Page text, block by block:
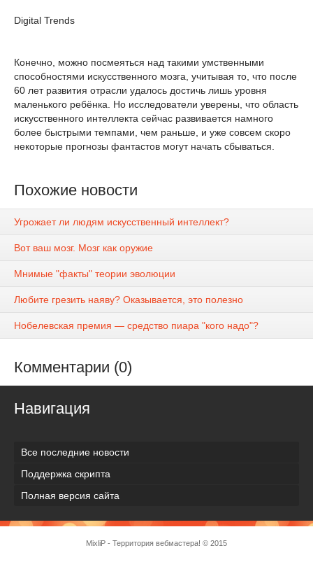
Digital Trends
Конечно, можно посмеяться над такими умственными
способностями искусственного мозга, учитывая то, что после
60 лет развития отрасли удалось достичь лишь уровня
маленького ребёнка. Но исследователи уверены, что область
искусственного интеллекта сейчас развивается намного
более быстрыми темпами, чем раньше, и уже совсем скоро
некоторые прогнозы фантастов могут начать сбываться.
Похожие новости
Угрожает ли людям искусственный интеллект?
Вот ваш мозг. Мозг как оружие
Мнимые "факты" теории эволюции
Любите грезить наяву? Оказывается, это полезно
Нобелевская премия — средство пиара "кого надо"?
Комментарии (0)
Навигация
Все последние новости
Поддержка скрипта
Полная версия сайта
MixliP - Территория вебмастера! © 2015